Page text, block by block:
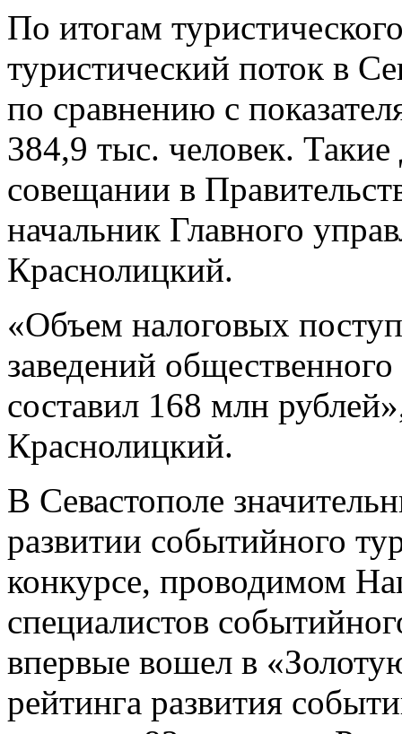
По итогам
туристический поток в
по сравнению с
384,9 тыс. человек.
совещании в
начальник Главного
Краснолицкий.
«Объем налоговых
заведений
составил 168 млн
Краснолицкий.
В Севастополе
развитии событийного
конкурсе, проводимом
специалистов
впервые вошел в
рейтинга развития